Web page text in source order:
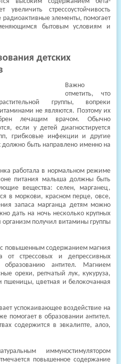
увеличить стрессоустойчивость
элементы, помогает
бытовым условиям и
детских
Важно
отметить, что
группы, вопреки
не являются. Поэтому их
лечащим врачом. Обычно
если у детей диагностируется
грибковые инфекции и другие
должно быть направлено именно на
работала в нормальном режиме
питания малыша должны быть
вещества: селен, марганец,
в моркови, красном перце, овсе,
запаса марганца детям можно
дать на ночь несколько крупных
организм получил витамины группы
повышенным содержанием магния
от стрессовых и депрессивных
образованию антител. Магнием
орехи, репчатый лук, кукуруза,
пшеницы, цветная и белокочанная
успокаивающее воздействие на
помогает в образовании антител.
содержится в эвкалипте, алоэ,
иммуностимулятором
повышенное содержание